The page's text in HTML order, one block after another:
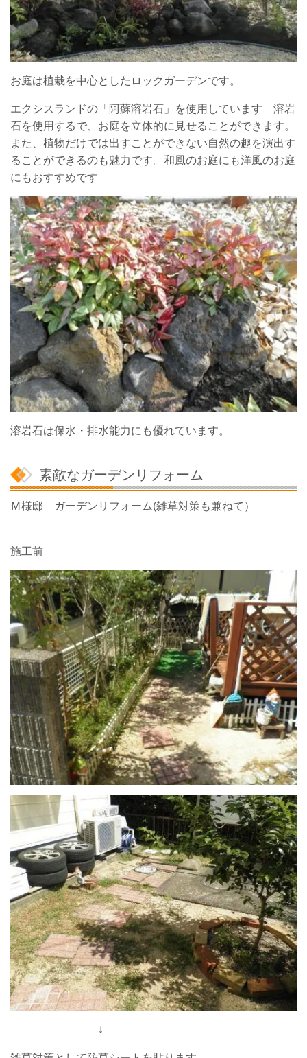
お庭は植栽を中心としたロックガーデンです。
エクシスランドの「阿蘇溶岩石」を使用しています 溶岩
石を使用するで、お庭を立体的に見せることができます。
また、植物だけでは出すことができない自然の趣を演出す
ることができるのも魅力です。和風のお庭にも洋風のお庭
にもおすすめです
溶岩石は保水・排水能力にも優れています。
素敵なガーデンリフォーム
Ｍ様邸 ガーデンリフォーム(雑草対策も兼ねて）
施工前
↓